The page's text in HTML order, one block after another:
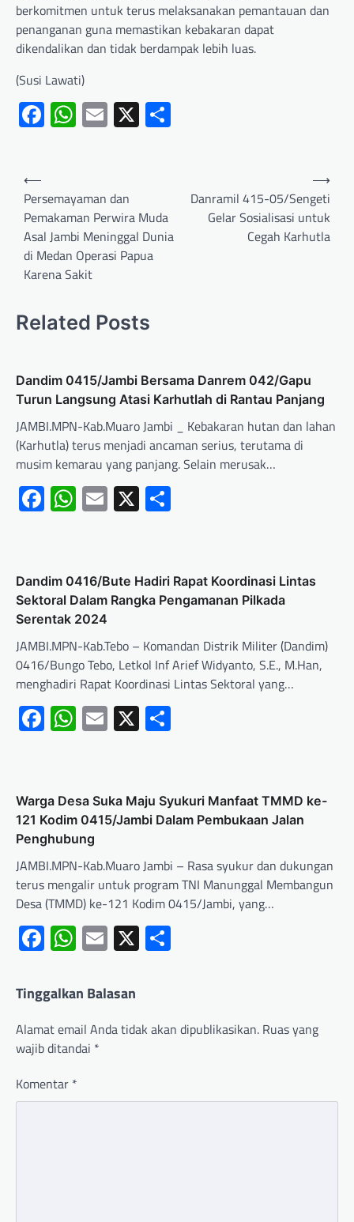
berkomitmen untuk terus melaksanakan pemantauan dan
penanganan guna memastikan kebakaran dapat
dikendalikan dan tidak berdampak lebih luas.
(Susi Lawati)
Facebook
WhatsApp
Email
X
⟵
Persemayaman dan
Pemakaman Perwira Muda
Asal Jambi Meninggal Dunia
di Medan Operasi Papua
Karena Sakit
Danramil 415-05/Sengeti
Gelar Sosialisasi untuk
Cegah Karhutla
⟶
Related Posts
Dandim 0415/Jambi Bersama Danrem 042/Gapu
Turun Langsung Atasi Karhutlah di Rantau Panjang
JAMBI.MPN-Kab.Muaro Jambi _ Kebakaran hutan dan lahan
(Karhutla) terus menjadi ancaman serius, terutama di
musim kemarau yang panjang. Selain merusak…
Facebook
WhatsApp
Email
X
Dandim 0416/Bute Hadiri Rapat Koordinasi Lintas
Sektoral Dalam Rangka Pengamanan Pilkada
Serentak 2024
JAMBI.MPN-Kab.Tebo – Komandan Distrik Militer (Dandim)
0416/Bungo Tebo, Letkol Inf Arief Widyanto, S.E., M.Han,
menghadiri Rapat Koordinasi Lintas Sektoral yang…
Facebook
WhatsApp
Email
X
Warga Desa Suka Maju Syukuri Manfaat TMMD ke-
121 Kodim 0415/Jambi Dalam Pembukaan Jalan
Penghubung
JAMBI.MPN-Kab.Muaro Jambi – Rasa syukur dan dukungan
terus mengalir untuk program TNI Manunggal Membangun
Desa (TMMD) ke-121 Kodim 0415/Jambi, yang…
Facebook
WhatsApp
Email
X
Tinggalkan Balasan
Alamat email Anda tidak akan dipublikasikan. Ruas yang
wajib ditandai *
Komentar *